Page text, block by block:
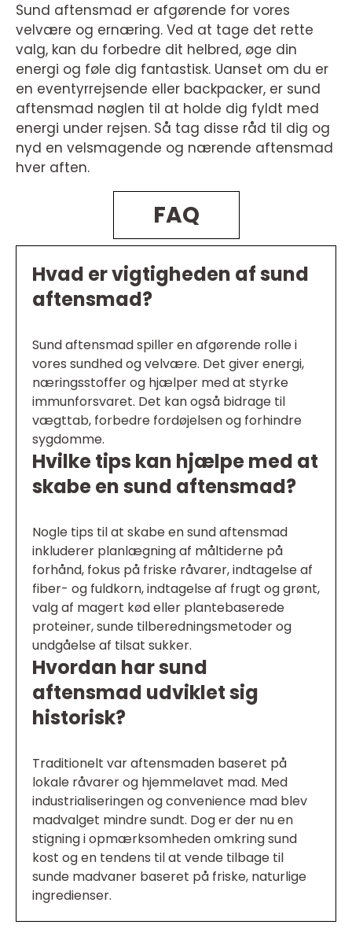
Sund aftensmad er afgørende for vores
velvære og ernæring. Ved at tage det rette
valg, kan du forbedre dit helbred, øge din
energi og føle dig fantastisk. Uanset om du er
en eventyrrejsende eller backpacker, er sund
aftensmad nøglen til at holde dig fyldt med
energi under rejsen. Så tag disse råd til dig og
nyd en velsmagende og nærende aftensmad
hver aften.
FAQ
Hvad er vigtigheden af sund
aftensmad?
Sund aftensmad spiller en afgørende rolle i
vores sundhed og velvære. Det giver energi,
næringsstoffer og hjælper med at styrke
immunforsvaret. Det kan også bidrage til
vægttab, forbedre fordøjelsen og forhindre
sygdomme.
Hvilke tips kan hjælpe med at
skabe en sund aftensmad?
Nogle tips til at skabe en sund aftensmad
inkluderer planlægning af måltiderne på
forhånd, fokus på friske råvarer, indtagelse af
fiber- og fuldkorn, indtagelse af frugt og grønt,
valg af magert kød eller plantebaserede
proteiner, sunde tilberedningsmetoder og
undgåelse af tilsat sukker.
Hvordan har sund
aftensmad udviklet sig
historisk?
Traditionelt var aftensmaden baseret på
lokale råvarer og hjemmelavet mad. Med
industrialiseringen og convenience mad blev
madvalget mindre sundt. Dog er der nu en
stigning i opmærksomheden omkring sund
kost og en tendens til at vende tilbage til
sunde madvaner baseret på friske, naturlige
ingredienser.